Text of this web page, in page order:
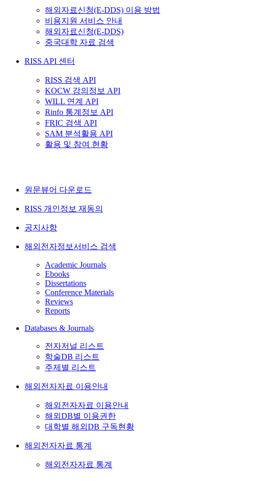
해외자료신청(E-DDS) 이용 방법
비용지원 서비스 안내
해외자료신청(E-DDS)
중국대학 자료 검색
RISS API 센터
RISS 검색 API
KOCW 강의정보 API
WILL 연계 API
Rinfo 통계정보 API
FRIC 검색 API
SAM 분석활용 API
활용 및 참여 현황
원문뷰어 다운로드
RISS 개인정보 재동의
공지사항
해외전자정보서비스 검색
Academic Journals
Ebooks
Dissertations
Conference Materials
Reviews
Reports
Databases & Journals
전자저널 리스트
학술DB 리스트
주제별 리스트
해외전자자료 이용안내
해외전자자료 이용안내
해외DB별 이용권한
대학별 해외DB 구독현황
해외전자자료 통계
해외전자자료 통계